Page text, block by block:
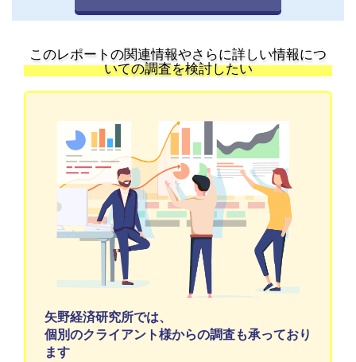
このレポートの関連情報やさらに詳しい情報につ
いての調査を検討したい
矢野経済研究所では、
個別のクライアント様からの調査も承っており
ます